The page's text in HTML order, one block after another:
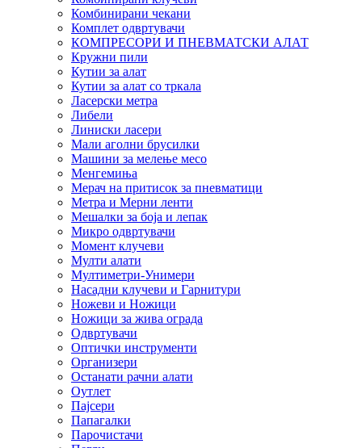
Комбинирани чекани
Комплет одвртувачи
КОМПРЕСОРИ И ПНЕВМАТСКИ АЛАТ
Кружни пили
Кутии за алат
Кутии за алат со тркала
Ласерски метра
Либели
Линиски ласери
Мали аголни брусилки
Машини за мелење месо
Менгемиња
Мерач на притисок за пневматици
Метра и Мерни ленти
Мешалки за боја и лепак
Микро одвртувачи
Момент клучеви
Мулти алати
Мултиметри-Унимери
Насадни клучеви и Гарнитури
Ножеви и Ножици
Ножици за жива ограда
Одвртувачи
Оптички инструменти
Организери
Останати рачни алати
Оутлет
Пајсери
Папагалки
Парочистачи